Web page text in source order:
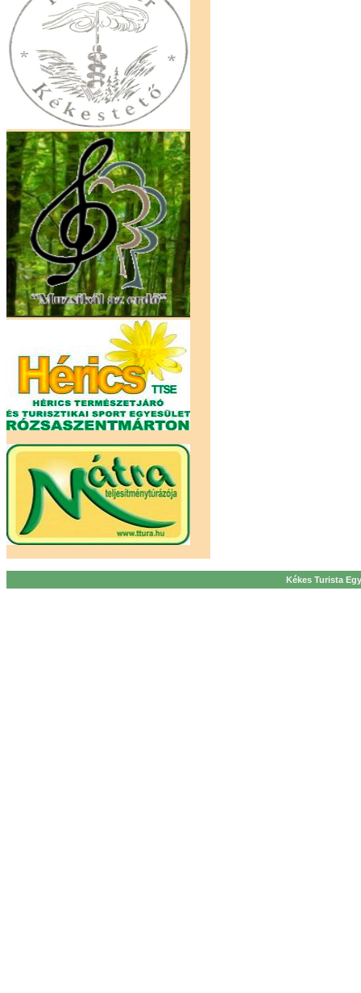
Kékes Turista